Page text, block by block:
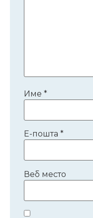
Име *
Е-пошта *
Веб место